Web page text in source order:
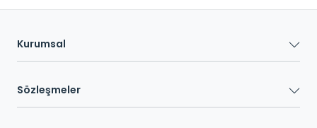
Kurumsal
Sözleşmeler